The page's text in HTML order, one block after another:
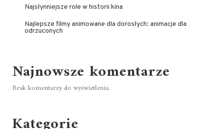
Najsłynniejsze role w historii kina
Najlepsze filmy animowane dla dorosłych: animacje dla
odrzuconych
Najnowsze komentarze
Brak komentarzy do wyświetlenia.